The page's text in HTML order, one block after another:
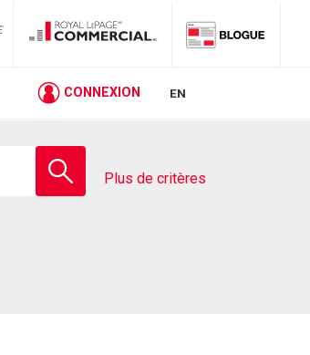
CONNEXION EN
Plus de critères